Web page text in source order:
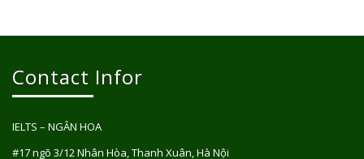
Contact Infor
IELTS – NGÂN HOA
#17 ngõ 3/12 Nhân Hòa, Thanh Xuân, Hà Nội